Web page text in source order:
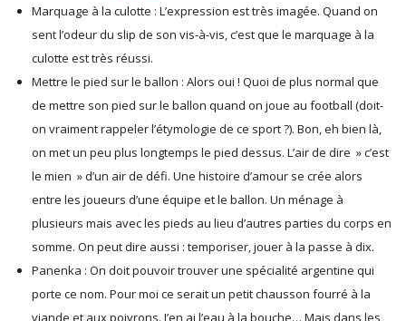
Marquage à la culotte : L’expression est très imagée. Quand on
sent l’odeur du slip de son vis-à-vis, c’est que le marquage à la
culotte est très réussi.
Mettre le pied sur le ballon : Alors oui ! Quoi de plus normal que
de mettre son pied sur le ballon quand on joue au football (doit-
on vraiment rappeler l’étymologie de ce sport ?). Bon, eh bien là,
on met un peu plus longtemps le pied dessus. L’air de dire » c’est
le mien » d’un air de défi. Une histoire d’amour se crée alors
entre les joueurs d’une équipe et le ballon. Un ménage à
plusieurs mais avec les pieds au lieu d’autres parties du corps en
somme. On peut dire aussi : temporiser, jouer à la passe à dix.
Panenka : On doit pouvoir trouver une spécialité argentine qui
porte ce nom. Pour moi ce serait un petit chausson fourré à la
viande et aux poivrons. J’en ai l’eau à la bouche… Mais dans les